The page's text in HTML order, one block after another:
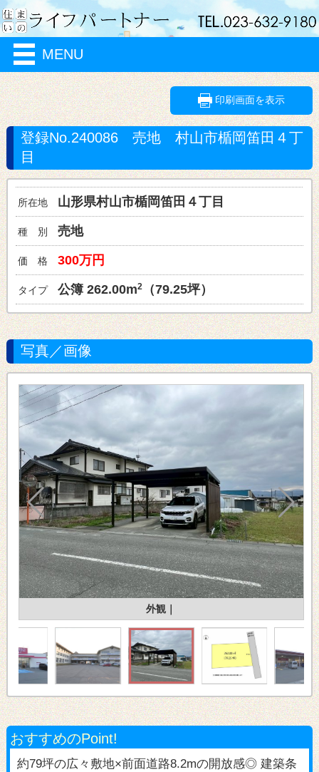
MENU
印刷画面を表示
登録No.240086 売地 村山市楯岡笛田４丁
目
所在地 山形県村山市楯岡笛田４丁目
種 別 売地
価 格 300万円
タイプ 262.00m2（79.25坪）
写真／画像
おすすめのPoint!
約79坪の広々敷地×前面道路8.2mの開放感◎ 建築条